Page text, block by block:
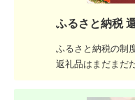
ふるさと納税
ふるさと納税の制
返礼品はまだまだ